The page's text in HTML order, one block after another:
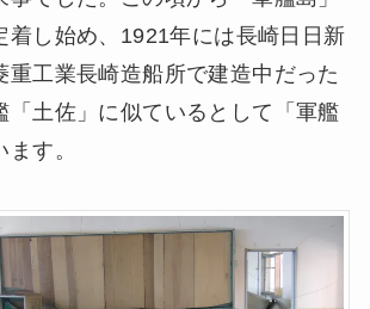
着し始め、1921年には長崎日日新
重工業長崎造船所で建造中だった
「土佐」に似ているとして「軍艦
す。